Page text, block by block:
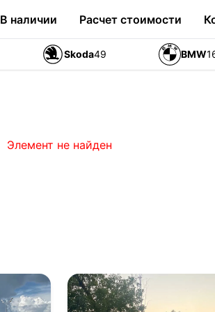
В наличии Расчет стоимости
Skoda49 BMW
Элемент не найден